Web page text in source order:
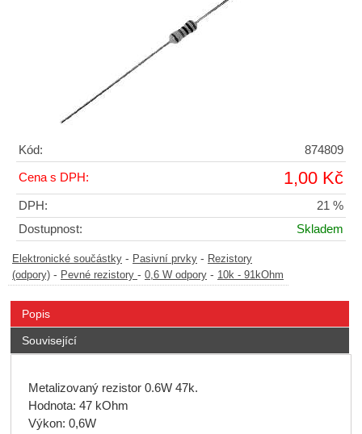
Kód: 874809
Cena s DPH: 1,00 Kč
DPH:
21 %
Dostupnost:
Skladem
Elektronické součástky - Pasivní prvky - Rezistory
(odpory) - Pevné rezistory - 0,6 W odpory - 10k - 91kOhm
Popis
Související
Metalizovaný rezistor 0.6W 47k.
Hodnota: 47 kOhm
Výkon: 0,6W